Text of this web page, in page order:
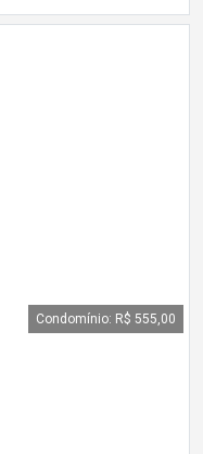
Condomínio: R$ 555,00